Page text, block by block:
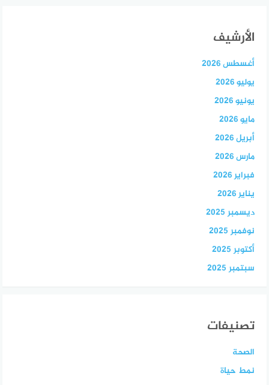
الأرشيف
أغسطس 2026
يوليو 2026
يونيو 2026
مايو 2026
أبريل 2026
مارس 2026
فبراير 2026
يناير 2026
ديسمبر 2025
نوفمبر 2025
أكتوبر 2025
سبتمبر 2025
تصنيفات
الصحة
نمط حياة